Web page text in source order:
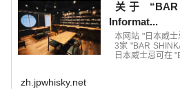
关于
Informat...
本网站 "日本威
3家 "BAR
日本威士忌可在
zh.jpwhisky.net